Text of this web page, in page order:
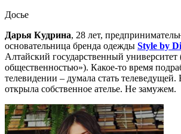
Досье
Дарья Кудрина, 28 лет,
основательница бренда одежды Style by
Алтайский государственный университет
общественностью»). Какое-то время
телевидении – думала стать телеведущей.
открыла собственное ателье. Не замужем.